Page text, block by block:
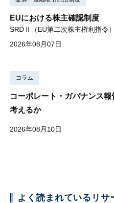
EUにおける株主確認制度
2026年08月07日
コラム
コーポレート・ガバナンス
考えるか
2026年08月10日
よく読まれているリサ